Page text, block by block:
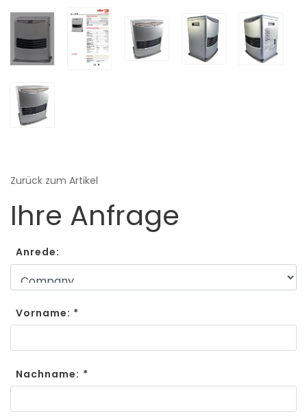
Zurück zum Artikel
Ihre Anfrage
Anrede:
Vorname: *
Nachname: *